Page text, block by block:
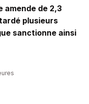
amende de 2,3
plusieurs
sanctionne ainsi